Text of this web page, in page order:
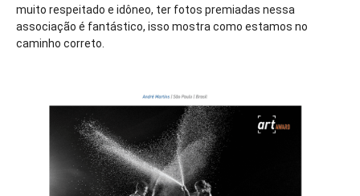
muito respeitado e idôneo, ter fotos premiadas nessa
associação é fantástico, isso mostra como estamos no
caminho correto.